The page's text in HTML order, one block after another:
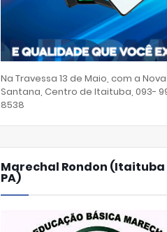
Na Travessa 13 de Maio, com a
Santana, Centro de Itaituba, 093-
8538
Marechal Rondon (Itaituba
PA)